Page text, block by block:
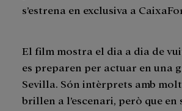
s’estrena en exclusiva a
El film mostra el dia a dia de
es preparen per actuar en una
Sevilla. Són intèrprets amb
brillen a l’escenari, però que